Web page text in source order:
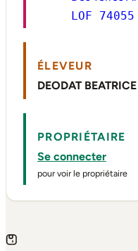
LOF 74055
ÉLEVEUR
DEODAT BEATRICE
PROPRIÉTAIRE
Se connecter
pour voir le propriétaire